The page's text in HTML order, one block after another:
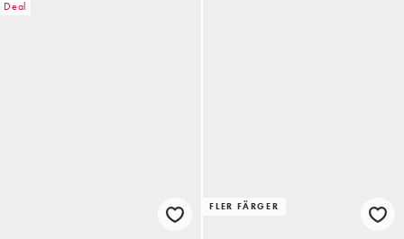
Deal
FLER FÄRGER